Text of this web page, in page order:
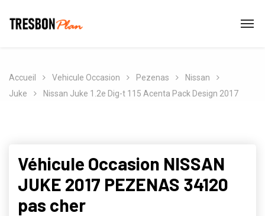
Accueil Vehicule Occasion Pezenas
Nissan
Juke
Nissan Juke 1.2e Dig-t 115 Acenta Pack Design 2017
Véhicule Occasion NISSAN
JUKE 2017 PEZENAS 34120
pas cher